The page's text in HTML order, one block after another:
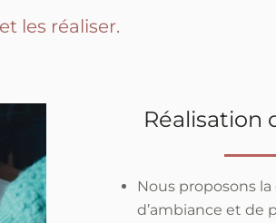
les réaliser.
Réalisation
Nous proposons
d’ambiance et de